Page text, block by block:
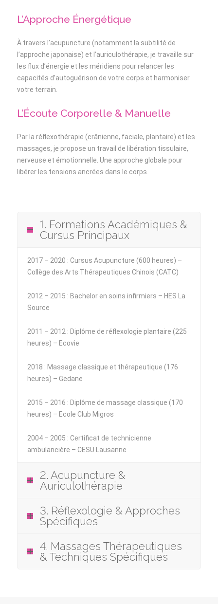
L’Approche Énergétique
À travers l’acupuncture (notamment la subtilité de
l’approche japonaise) et l’auriculothérapie, je travaille sur
les flux d’énergie et les méridiens pour relancer les
capacités d’autoguérison de votre corps et harmoniser
votre terrain.
L’Écoute Corporelle & Manuelle
Par la réflexothérapie (crânienne, faciale, plantaire) et les
massages, je propose un travail de libération tissulaire,
nerveuse et émotionnelle. Une approche globale pour
libérer les tensions ancrées dans le corps.
1. Formations Académiques &
Cursus Principaux
2017 – 2020 : Cursus Acupuncture (600 heures) –
Collège des Arts Thérapeutiques Chinois (CATC)
2012 – 2015 : Bachelor en soins infirmiers – HES La
Source
2011 – 2012 : Diplôme de réflexologie plantaire (225
heures) – Ecovie
2018 : Massage classique et thérapeutique (176
heures) – Gedane
2015 – 2016 : Diplôme de massage classique (170
heures) – Ecole Club Migros
2004 – 2005 : Certificat de technicienne
ambulancière – CESU Lausanne
2. Acupuncture &
Auriculothérapie
3. Réflexologie & Approches
Spécifiques
4. Massages Thérapeutiques
& Techniques Spécifiques